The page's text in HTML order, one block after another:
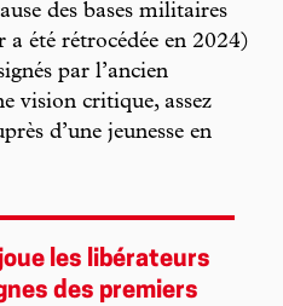
des bases militaires
a été rétrocédée en 2024)
par l’ancien
vision critique, assez
d’une jeunesse en
les libérateurs
des premiers